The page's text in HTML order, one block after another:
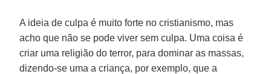
A ideia de culpa é muito forte no cristianismo, mas
acho que não se pode viver sem culpa. Uma coisa é
criar uma religião do terror, para dominar as massas,
dizendo-se uma a criança, por exemplo, que a